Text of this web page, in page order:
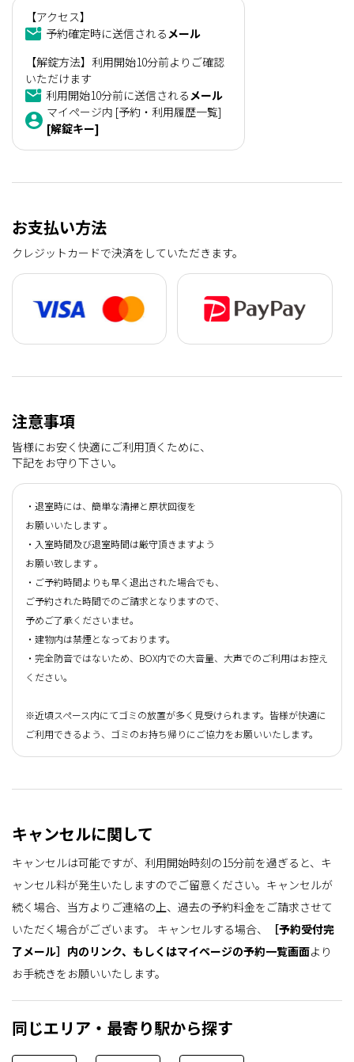
【アクセス】
予約確定時に送信されるメール
【解錠方法】利用開始10分前よりご確認
いただけます
利用開始10分前に送信されるメール
マイページ内 [予約・利用履歴一覧]
[解錠キー]
お支払い方法
クレジットカードで決済をしていただきます。
注意事項
皆様にお安く快適にご利用頂くために、
下記をお守り下さい。
・退室時には、簡単な清掃と原状回復を
お願いいたします 。
・入室時間及び退室時間は厳守頂きますよう
お願い致します 。
・ご予約時間よりも早く退出された場合でも、
ご予約された時間でのご請求となりますので、
予めご了承くださいませ。
・建物内は禁煙となっております。
・完全防音ではないため、BOX内での大音量、大声でのご利用はお控え
ください。
※近頃スペース内にてゴミの放置が多く見受けられます。皆様が快適に
ご利用できるよう、ゴミのお持ち帰りにご協力をお願いいたします。
キャンセルに関して
キャンセルは可能ですが、利用開始時刻の15分前を過ぎると、キ
ャンセル料が発生いたしますのでご留意ください。キャンセルが
続く場合、当方よりご連絡の上、過去の予約料金をご請求させて
いただく場合がございます。
キャンセルする場合、
［予約受付完
了メール］内のリンク、もしくはマイページの予約一覧画面より
お手続きをお願いいたします。
同じエリア・最寄り駅から探す